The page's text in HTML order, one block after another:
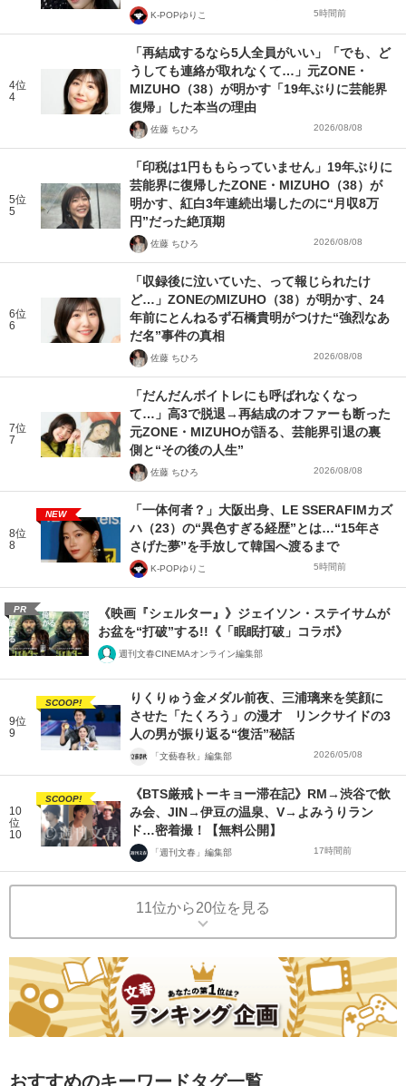
K-POPゆりこ 5時間前
4位
4
「再結成するなら5人全員がいい」「でも、ど
うしても連絡が取れなくて…」元ZONE・
MIZUHO（38）が明かす「19年ぶりに芸能界
復帰」した本当の理由
佐藤 ちひろ 2026/08/08
5位
5
「印税は1円ももらっていません」19年ぶりに
芸能界に復帰したZONE・MIZUHO（38）が
明かす、紅白3年連続出場したのに“月収8万
円”だった絶頂期
佐藤 ちひろ 2026/08/08
6位
6
「収録後に泣いていた、って報じられたけ
ど…」ZONEのMIZUHO（38）が明かす、24
年前にとんねるず石橋貴明がつけた“強烈なあ
だ名”事件の真相
佐藤 ちひろ 2026/08/08
7位
7
「だんだんボイトレにも呼ばれなくなっ
て…」高3で脱退→再結成のオファーも断った
元ZONE・MIZUHOが語る、芸能界引退の裏
側と“その後の人生”
佐藤 ちひろ 2026/08/08
8位
8
NEW
「一体何者？」大阪出身、LE SSERAFIMカズ
ハ（23）の“異色すぎる経歴”とは…“15年さ
さげた夢”を手放して韓国へ渡るまで
K-POPゆりこ 5時間前
PR
《映画『シェルター』》ジェイソン・ステイサムが
お盆を“打破”する!!《「眠眠打破」コラボ》
週刊文春CINEMAオンライン編集部
9位
9
SCOOP!
りくりゅう金メダル前夜、三浦璃来を笑顔に
させた「たくろう」の漫才 リンクサイドの3
人の男が振り返る“復活”秘話
「文藝春秋」編集部 2026/05/08
10
位
10
SCOOP!
《BTS厳戒トーキョー滞在記》RM→渋谷で飲
み会、JIN→伊豆の温泉、V→よみうりラン
ド…密着撮！【無料公開】
「週刊文春」編集部 17時間前
11位から20位を見る
おすすめのキーワードタグ一覧